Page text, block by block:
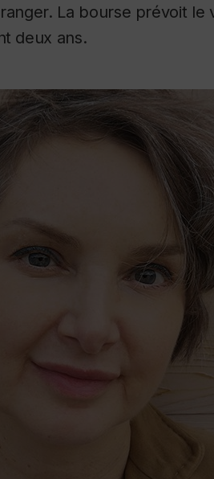
La bourse prévoit le
deux ans.